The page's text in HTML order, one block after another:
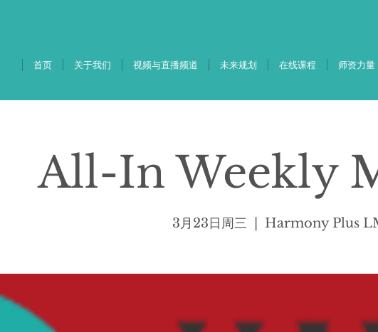
首页 关于我们 视频与直播频道 未来规划 在线课程 师资力量
All-In Weekly
3月23日周三 Harmony Plus